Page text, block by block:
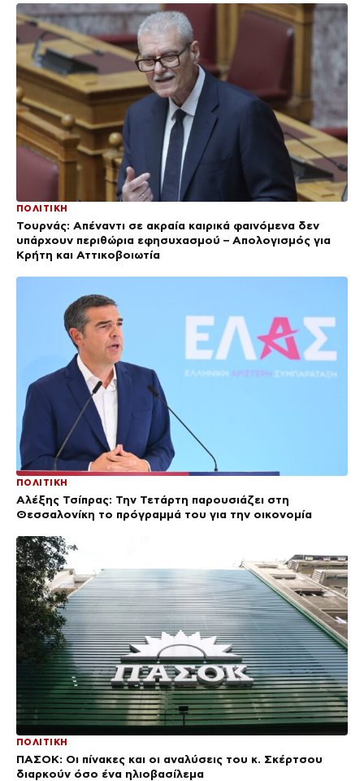
ΠΟΛΙΤΙΚΗ
Τουρνάς: Απέναντι σε ακραία καιρικά φαινόμενα δεν
υπάρχουν περιθώρια εφησυχασμού – Απολογισμός για
Κρήτη και Αττικοβοιωτία
ΠΟΛΙΤΙΚΗ
Αλέξης Τσίπρας: Την Τετάρτη παρουσιάζει στη
Θεσσαλονίκη το πρόγραμμά του για την οικονομία
ΠΟΛΙΤΙΚΗ
ΠΑΣΟΚ: Οι πίνακες και οι αναλύσεις του κ. Σκέρτσου
διαρκούν όσο ένα ηλιοβασίλεμα